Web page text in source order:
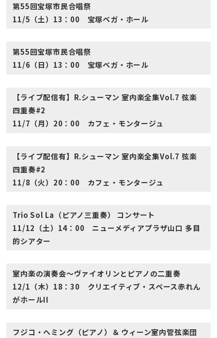
第55回宝塚市民合唱祭
11/5（土）13：00 宝塚ベガ・ホール
第55回宝塚市民合唱祭
11/6（日）13：00 宝塚ベガ・ホール
【ライブ配信有】R.シューマン 室内楽全集Vol.7 弦楽
四重奏#2
11/7（月）20：00 カフェ・モンタージュ
【ライブ配信有】R.シューマン 室内楽全集Vol.7 弦楽
四重奏#2
11/8（火）20：00 カフェ・モンタージュ
Trio Sol La（ピアノ三重奏） コンサート
11/12（土）14：00 ニューメディアプラザ山口 多目
的シアター
室内楽の演奏会〜ヴァイオリンとピアノの二重奏
12/1（木）18：30 クリエイティブ・スペース赤れん
がホールII
フジコ・ヘミング（ピアノ）＆ ウィーン室内管弦楽団